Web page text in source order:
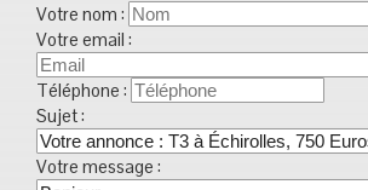
Votre nom :
Votre email :
Téléphone :
Sujet :
Votre message :